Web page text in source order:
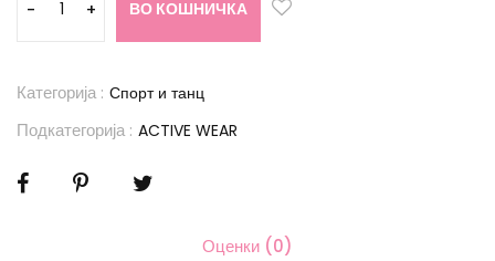
- + ВО КОШНИЧКА
Категорија : Спорт и танц
Подкатегорија : ACTIVE WEAR
Оценки (0)